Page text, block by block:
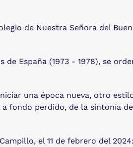
de Nuestra Señora del
España (1973 - 1978), se
una época nueva, otro
fondo perdido, de la sintonía
el 11 de febrero del